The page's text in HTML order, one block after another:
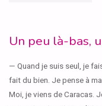
AUX
Un peu là-bas,
— Quand je suis seul, je
fait du bien. Je pense à
Moi, je viens de Caracas.